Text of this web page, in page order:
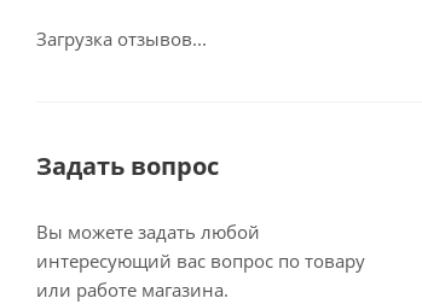
Загрузка отзывов...
Задать вопрос
Вы можете задать любой
интересующий вас вопрос по товару
или работе магазина.